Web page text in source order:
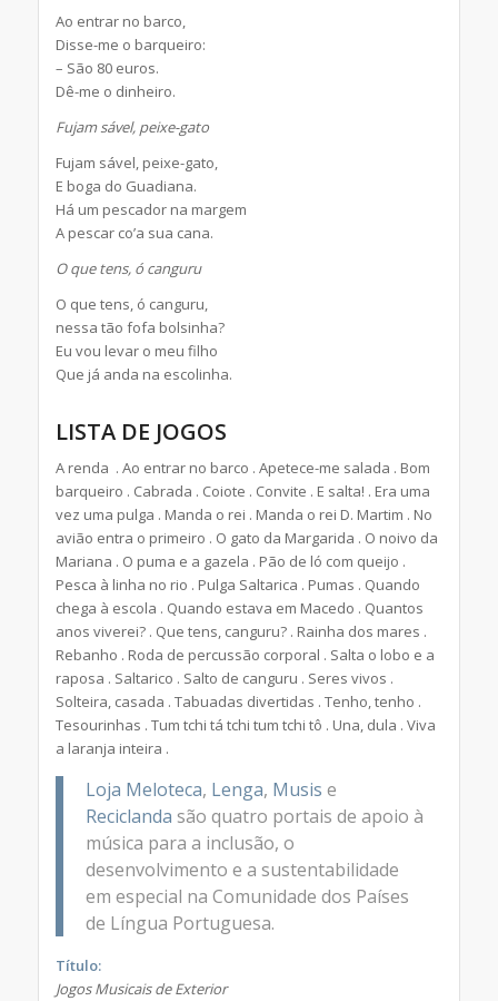
Ao entrar no barco,
Disse-me o barqueiro:
– São 80 euros.
Dê-me o dinheiro.
Fujam sável, peixe-gato
Fujam sável, peixe-gato,
E boga do Guadiana.
Há um pescador na margem
A pescar co’a sua cana.
O que tens, ó canguru
O que tens, ó canguru,
nessa tão fofa bolsinha?
Eu vou levar o meu filho
Que já anda na escolinha.
LISTA DE JOGOS
A renda . Ao entrar no barco . Apetece-me salada . Bom
barqueiro . Cabrada . Coiote . Convite . E salta! . Era uma
vez uma pulga . Manda o rei . Manda o rei D. Martim . No
avião entra o primeiro . O gato da Margarida . O noivo da
Mariana . O puma e a gazela . Pão de ló com queijo .
Pesca à linha no rio . Pulga Saltarica . Pumas . Quando
chega à escola . Quando estava em Macedo . Quantos
anos viverei? . Que tens, canguru? . Rainha dos mares .
Rebanho . Roda de percussão corporal . Salta o lobo e a
raposa . Saltarico . Salto de canguru . Seres vivos .
Solteira, casada . Tabuadas divertidas . Tenho, tenho .
Tesourinhas . Tum tchi tá tchi tum tchi tô . Una, dula . Viva
a laranja inteira .
Loja Meloteca, Lenga, Musis e
Reciclanda são quatro portais de apoio à
música para a inclusão, o
desenvolvimento e a sustentabilidade
em especial na Comunidade dos Países
de Língua Portuguesa.
Título:
Jogos Musicais de Exterior